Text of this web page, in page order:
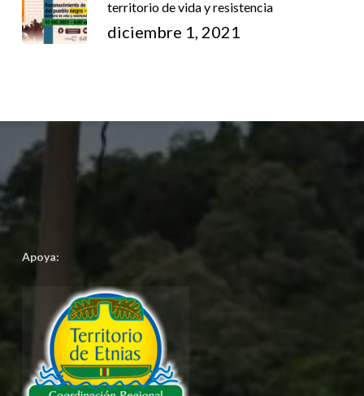
territorio de vida y resistencia
diciembre 1, 2021
Apoya: